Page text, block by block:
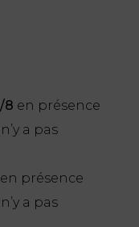
8 en présence
n’y a pas
en présence
n’y a pas